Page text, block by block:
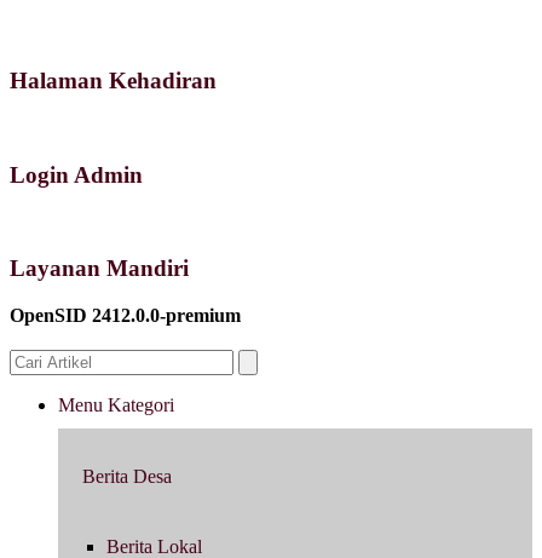
Halaman Kehadiran
Login Admin
Layanan Mandiri
OpenSID 2412.0.0-premium
Menu Kategori
Berita Desa
Berita Lokal